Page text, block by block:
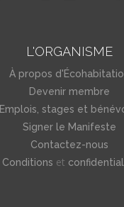
L'ORGANISME
À propos
Devenir membre
Emplois, stages et
Signer le Manifeste
Contactez-nous
Conditions et